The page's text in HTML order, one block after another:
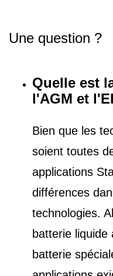
Une question ?
Quelle est
l'AGM et
Bien que les
soient toutes
applications
différences
technologies.
batterie
batterie